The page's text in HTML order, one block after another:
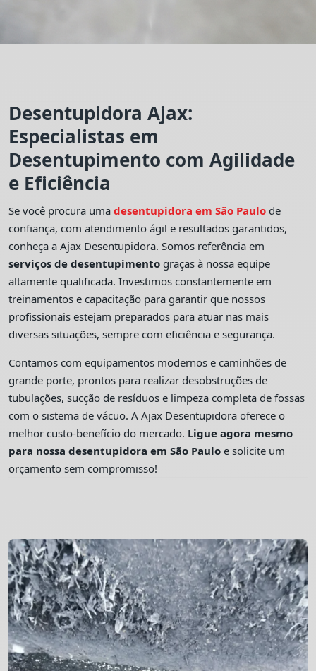
Desentupidora Ajax:
Especialistas em
Desentupimento com Agilidade
e Eficiência
Se você procura umadesentupidora em São Paulo de
confiança, com atendimento ágil e resultados garantidos,
conheça a Ajax Desentupidora. Somos referência em
serviços de desentupimento graças à nossa equipe
altamente qualificada. Investimos constantemente em
treinamentos e capacitação para garantir que nossos
profissionais estejam preparados para atuar nas mais
diversas situações, sempre com eficiência e segurança.
Contamos com equipamentos modernos e caminhões de
grande porte, prontos para realizar desobstruções de
tubulações, sucção de resíduos e limpeza completa de fossas
com o sistema de vácuo. A Ajax Desentupidora oferece o
melhor custo-benefício do mercado. Ligue agora mesmo
para nossa desentupidora em São Paulo e solicite um
orçamento sem compromisso!